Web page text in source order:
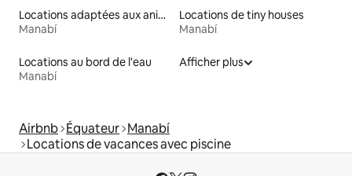
Locations adaptées aux animaux
Manabí
Locations de tiny houses
Manabí
Locations au bord de l'eau
Manabí
Afficher plus
Airbnb Équateur Manabí
Locations de vacances avec piscine